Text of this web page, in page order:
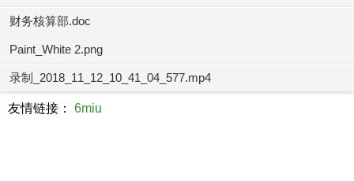
财务核算部.doc
Paint_White 2.png
录制_2018_11_12_10_41_04_577.mp4
友情链接： 6miu